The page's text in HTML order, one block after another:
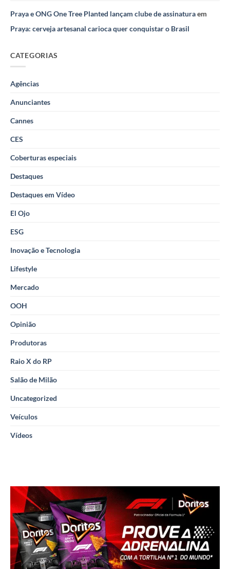
Praya e ONG One Tree Planted lançam clube de assinaturaem
Praya: cerveja artesanal carioca quer conquistar o Brasil
CATEGORIAS
Agências
Anunciantes
Cannes
CES
Coberturas especiais
Destaques
Destaques em Vídeo
El Ojo
ESG
Inovação e Tecnologia
Lifestyle
Mercado
OOH
Opinião
Produtoras
Raio X do RP
Salão de Milão
Uncategorized
Veículos
Vídeos